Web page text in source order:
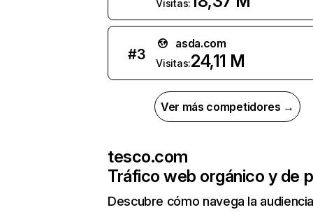
Visitas:
#3
asda.com
Visitas:24,11 M
Ver más competidores →
tesco.com
Tráfico web orgánico y de
Descubre cómo navega la